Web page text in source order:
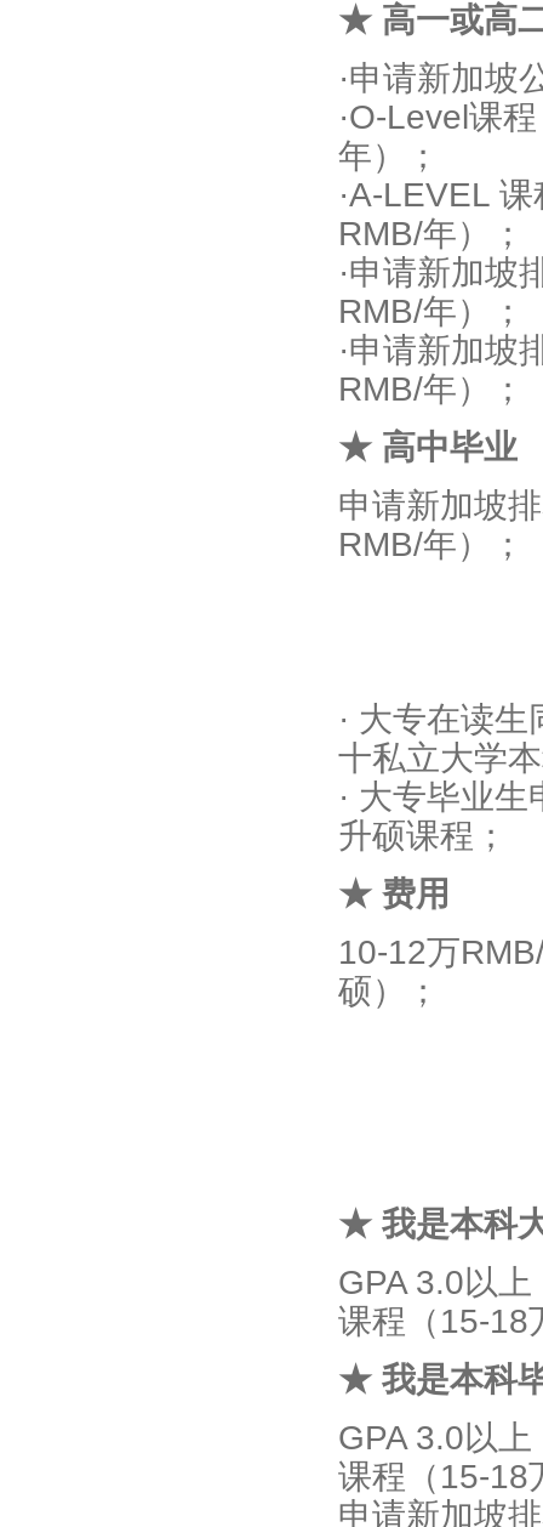
★ 高一或高
·申请新加坡
·O-Level课
年）；
·A-LEVEL
RMB/年）；
·申请新加坡
RMB/年）；
·申请新加坡
RMB/年）；
★ 高中毕业
申请新加坡
RMB/年）；
· 大专在读
十私立大学
· 大专毕业
升硕课程；
★ 费用
10-12万
硕）；
★ 我是本科
GPA 3.0以
课程（15-18
★ 我是本科
GPA 3.0以
课程（15-18
申请新加坡